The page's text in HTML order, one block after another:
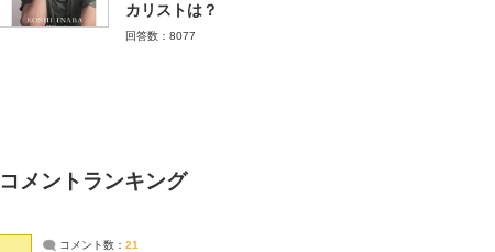
カリストは？
回答数：8077
コメントランキング
コメント数： 21